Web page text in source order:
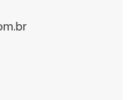
para o
para fortalecer
um